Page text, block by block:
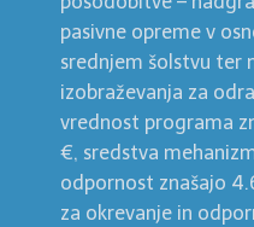
pasivne opreme v
srednjem šolstvu ter
izobraževanja za
vrednost programa
€, sredstva
odpornost znašajo
za okrevanje in